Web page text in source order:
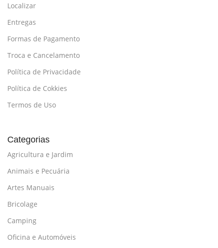
Localizar
Entregas
Formas de Pagamento
Troca e Cancelamento
Política de Privacidade
Política de Cokkies
Termos de Uso
Categorias
Agricultura e Jardim
Animais e Pecuária
Artes Manuais
Bricolage
Camping
Oficina e Automóveis